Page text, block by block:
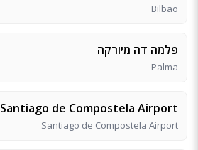
Bilbao
פלמה דה מיורקה
Palma
Santiago de Compostela Airport
Santiago de Compostela Airport